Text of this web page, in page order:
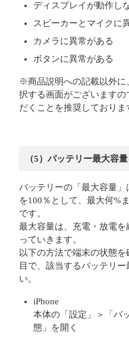
ディスプレイが動作し
スピーカーとマイクに
カメラに異常がある
ボタンに異常がある
※商品説明への記載以外に
択する画面がございます
だくことを推奨しておりま
（5）バッテリー最大容
バッテリーの「最大容量
を100％として、最大何%
です。
最大容量は、充電・放電
っていきます。
以下の方法で端末の状態
目で、該当するバッテリ
い。
iPhone
本体の「設定」＞「バ
態」を開く